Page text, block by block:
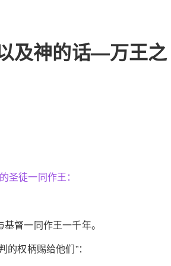
及神的话—万王之
徒一同作王：
督一同作王一千年。
权柄赐给他们”：